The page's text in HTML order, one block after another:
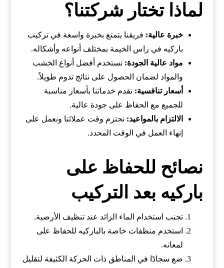
لماذا تختار شركتنا؟
خبرة عالية: فريقنا يتمتع بخبرة واسعة في تركيب
باركيه في راس الخيمة بمختلف أنواعه وأشكاله.
مواد عالية الجودة: نستخدم أفضل أنواع الخشب
والمواد لضمان الحصول على نتائج تدوم طويلاً.
أسعار تنافسية: نقدم خدماتنا بأسعار مناسبة
للجميع مع الحفاظ على جودة عالية.
الالتزام بالمواعيد: نحترم وقت عملائنا ونعمل على
إنهاء العمل في الوقت المحدد.
نصائح للحفاظ على
باركيه بعد التركيب
تجنب استخدام الماء الزائد عند تنظيف الأرضية.
استخدم منظفات خاصة بالباركيه للحفاظ على
لمعانه.
ضع سجادًا في المناطق ذات الحركة الكثيفة لتقليل